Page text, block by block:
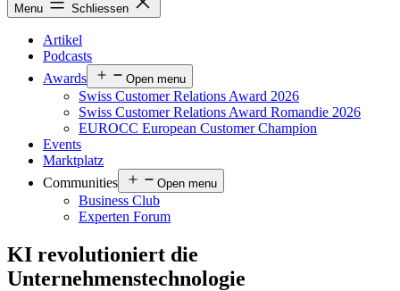
Menu Schliessen
Artikel
Podcasts
Awards
Open menu
Swiss Customer Relations Award 2026
Swiss Customer Relations Award Romandie 2026
EUROCC European Customer Champion
Events
Marktplatz
Communities
Open menu
Business Club
Experten Forum
KI revolutioniert die
Unternehmenstechnologie